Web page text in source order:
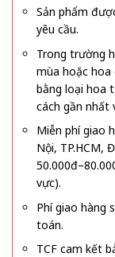
Sản phẩm
yêu cầu.
Trong trường
mùa hoặc hoa
bằng loại hoa
cách gần nhất
Miễn phí giao
Nội, TP.HCM,
vực).
Phí giao hàng
toán.
TCF cam kết